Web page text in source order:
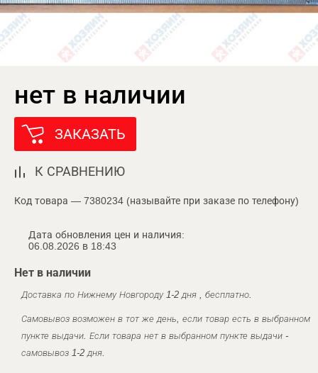
нет в наличии
ЗАКАЗАТЬ
К СРАВНЕНИЮ
Код товара — 7380234 (называйте при заказе по телефону)
Дата обновления цен и наличия:
06.08.2026 в 18:43
Нет в наличии
Доставка по Нижнему Новгороду 1-2 дня , бесплатно.
Самовывоз возможен в тот же день, если товар есть в выбранном
пункте выдачи. Если товара нет в выбранном пункте выдачи -
самовывоз 1-2 дня.